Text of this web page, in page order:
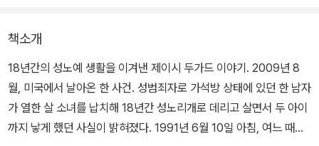
책소개
18년간의 성노예 생활을 이겨낸 제이시 두가드 이야기. 2009년 8
월, 미국에서 날아온 한 사건. 성범죄자로 가석방 상태에 있던 한 남자
가 열한 살 소녀를 납치해 18년간 성노리개로 데리고 살면서 두 아이
까지 낳게 했던 사실이 밝혀졌다. 1991년 6월 10일 아침, 여느 때와